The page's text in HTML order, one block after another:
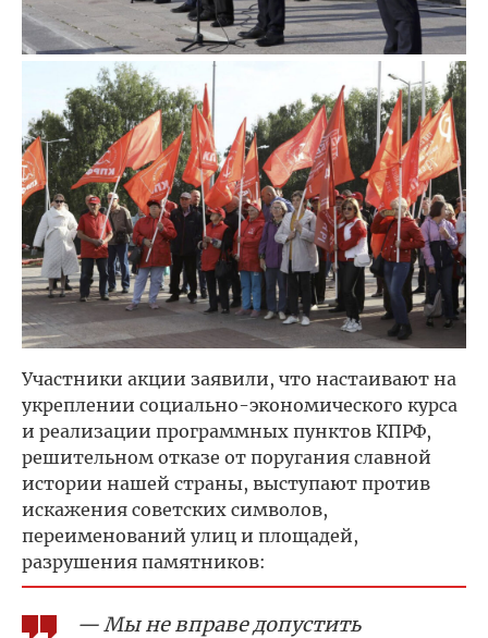
Участники акции заявили, что настаивают на
укреплении социально-экономического курса
и реализации программных пунктов КПРФ,
решительном отказе от поругания славной
истории нашей страны, выступают против
искажения советских символов,
переименований улиц и площадей,
разрушения памятников:
— Мы не вправе допустить